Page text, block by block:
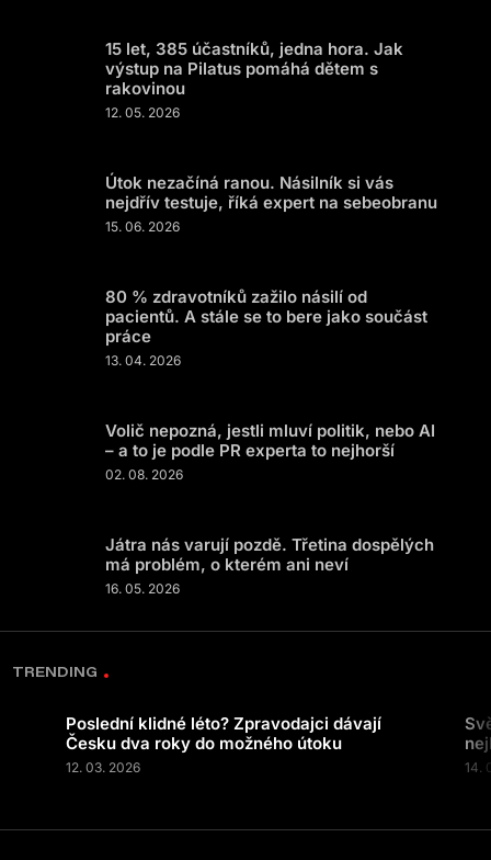
15 let, 385 účastníků, jedna hora. Jak
výstup na Pilatus pomáhá dětem s
rakovinou
12. 05. 2026
Útok nezačíná ranou. Násilník si vás
nejdřív testuje, říká expert na sebeobranu
15. 06. 2026
80 % zdravotníků zažilo násilí od
pacientů. A stále se to bere jako součást
práce
13. 04. 2026
Volič nepozná, jestli mluví politik, nebo AI
– a to je podle PR experta to nejhorší
02. 08. 2026
Játra nás varují pozdě. Třetina dospělých
má problém, o kterém ani neví
16. 05. 2026
TRENDING
Poslední klidné léto? Zpravodajci dávají
Česku dva roky do možného útoku
12. 03. 2026 14.